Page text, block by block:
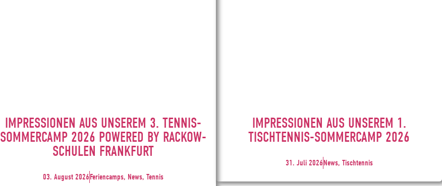
IMPRESSIONEN AUS UNSEREM 3. TENNIS-
SOMMERCAMP 2026 POWERED BY RACKOW-
SCHULEN FRANKFURT
03. August 2026Feriencamps, News, Tennis
IMPRESSIONEN AUS UNSEREM 1.
TISCHTENNIS-SOMMERCAMP 2026
31. Juli 2026News, Tischtennis